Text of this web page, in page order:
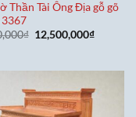
Thần Tài Ông Địa gỗ gõ
3367
₫ Giá
gốc
12,500,000₫Giá